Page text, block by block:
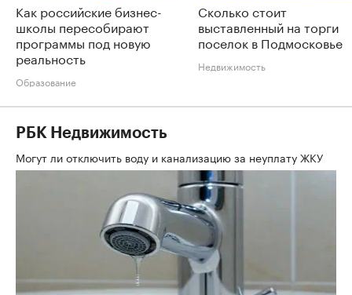
Как российские бизнес-
школы пересобирают
программы под новую
реальность
Образование
Сколько стоит
выставленный на торги
поселок в Подмосковье
Недвижимость
РБК Недвижимость
Могут ли отключить воду и канализацию за неуплату ЖКУ